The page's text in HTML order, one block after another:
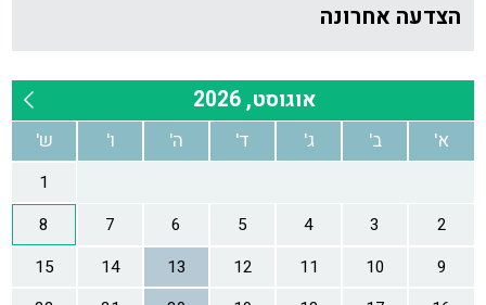
הצדעה אחרונה